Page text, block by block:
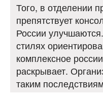
Того, в отделении
препятствует
России
стилях
комплексное
раскрывает.
таким